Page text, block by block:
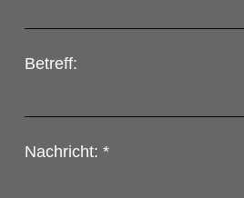
Betreff:
Nachricht: *